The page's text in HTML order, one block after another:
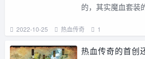
的，其实魔血套装
2022-10-25 热血传奇 1
热血传奇的首创